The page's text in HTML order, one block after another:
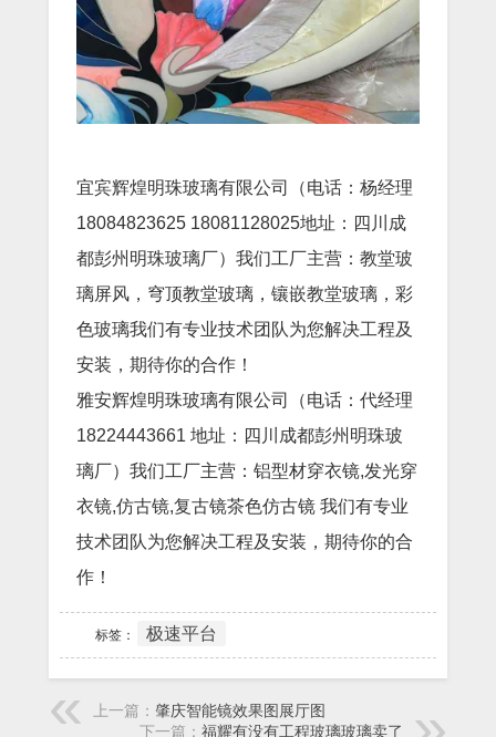
宜宾辉煌明珠玻璃有限公司（电话：杨经理
18084823625 18081128025地址：四川成
都彭州明珠玻璃厂）我们工厂主营：教堂玻
璃屏风，穹顶教堂玻璃，镶嵌教堂玻璃，彩
色玻璃我们有专业技术团队为您解决工程及
安装，期待你的合作！
雅安辉煌明珠玻璃有限公司（电话：代经理
18224443661 地址：四川成都彭州明珠玻
璃厂）我们工厂主营：铝型材穿衣镜,发光穿
衣镜,仿古镜,复古镜茶色仿古镜 我们有专业
技术团队为您解决工程及安装，期待你的合
作！
标签： 极速平台
上一篇： 肇庆智能镜效果图展厅图
下一篇： 福耀有没有工程玻璃玻璃卖了